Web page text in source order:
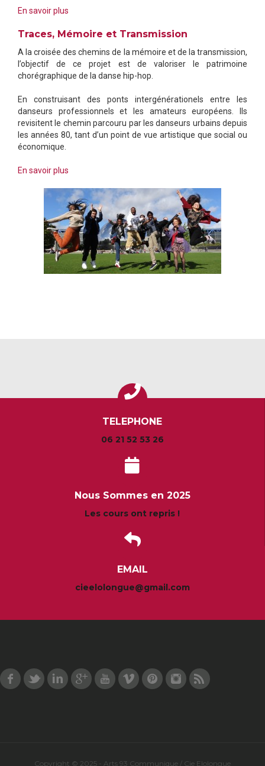
En savoir plus
Traces, Mémoire et Transmission
A la croisée des chemins de la mémoire et de la transmission,
l’objectif de ce projet est de valoriser le patrimoine
chorégraphique de la danse hip-hop.
En construisant des ponts intergénérationels entre les
danseurs professionnels et les amateurs européens. Ils
revisitent le chemin parcouru par les danseurs urbains depuis
les années 80, tant d’un point de vue artistique que social ou
économique.
En savoir plus
TELEPHONE
06 21 52 53 26
Nous Sommes en 2025
Les cours ont repris !
EMAIL
cieelolongue@gmail.com
FacebookTwitterLinkedInGoogle Plus
YoutubeVimeoPinterestInstagram
Copyright © 2025 - Arts 93 Communique / Cie Elolongue